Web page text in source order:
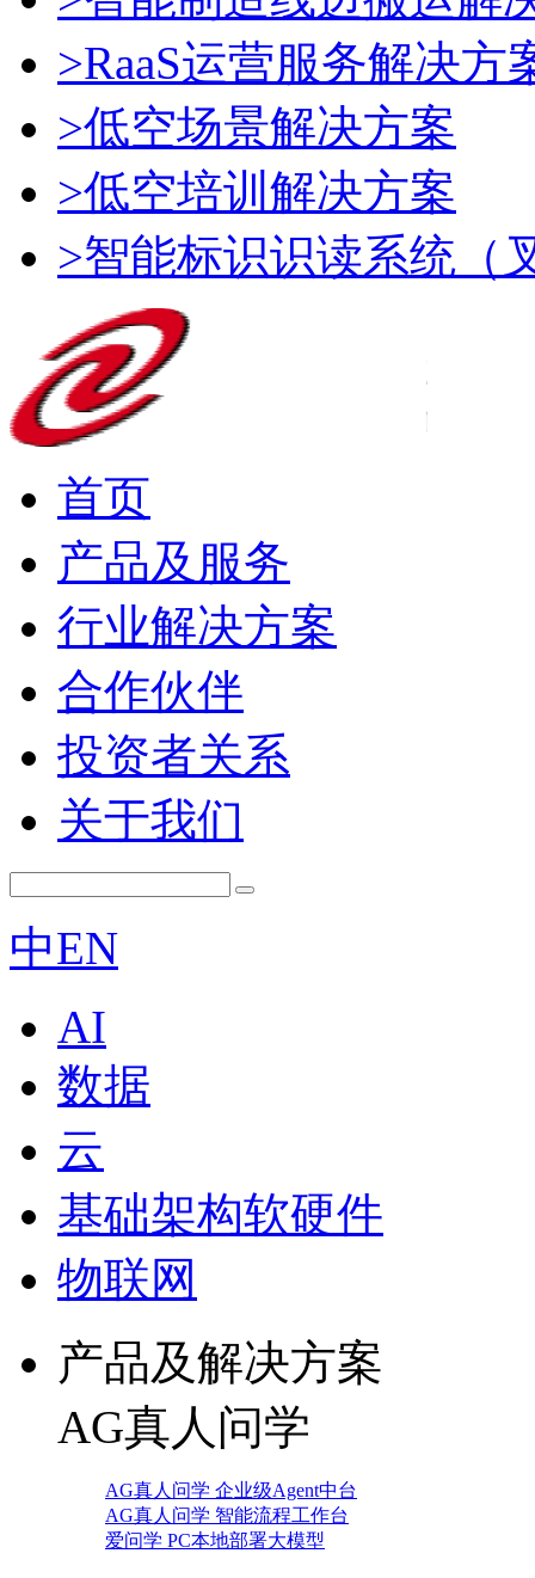
>RaaS运营服务解决方
>低空场景解决方案
>低空培训解决方案
>智能标识识读系统（
首页
产品及服务
行业解决方案
合作伙伴
投资者关系
关于我们
中EN
AI
数据
云
基础架构软硬件
物联网
产品及解决方案
AG真人问学
AG真人问学 企业级Agent中台
AG真人问学 智能流程工作台
爱问学 PC本地部署大模型